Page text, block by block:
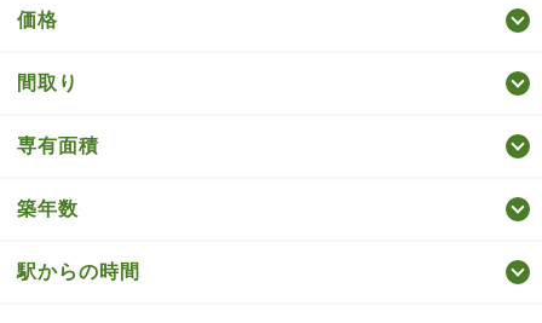
価格
間取り
専有面積
築年数
駅からの時間